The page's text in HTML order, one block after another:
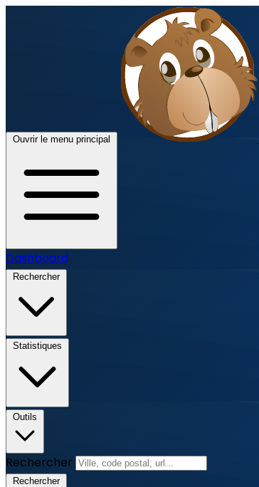
Ouvrir le menu principal
Dashboard
Rechercher
Statistiques
Outils
Rechercher
Rechercher